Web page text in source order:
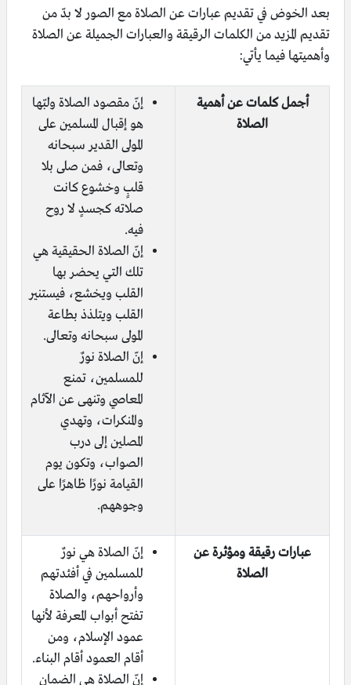
بعد الخوض في تقديم عبارات عن الصلاة مع الصور لا بدّ من
تقديم المزيد من الكلمات الرقيقة والعبارات الجميلة عن الصلاة
وأهميتها فيما يأتي:
أجمل كلمات عن أهمية
الصلاة
إنّ مقصود الصلاة ولبّها
هو إقبال المسلمين على
المولى القدير سبحانه
وتعالى، فمن صلى بلا
قلبٍ وخشوع كانت
صلاته كجسدٍ لا روح
فيه.
إنّ الصلاة الحقيقية هي
تلك التي يحضر بها
القلب ويخشع، فيستنير
القلب ويتلذذ بطاعة
المولى سبحانه وتعالى.
إنّ الصلاة نورٌ
للمسلمين، تمنع
المعاصي وتنهى عن الآثام
والمنكرات، وتهدي
المصلين إلى درب
الصواب، وتكون يوم
القيامة نورًا ظاهرًا على
وجوههم.
عبارات رقيقة ومؤثرة عن
الصلاة
إنّ الصلاة هي نورٌ
للمسلمين في أفئدتهم
وأرواحهم، والصلاة
تفتح أبواب المعرفة لأنها
عمود الإسلام، ومن
أقام العمود أقام البناء.
إنّ الصلاة هي الضمان